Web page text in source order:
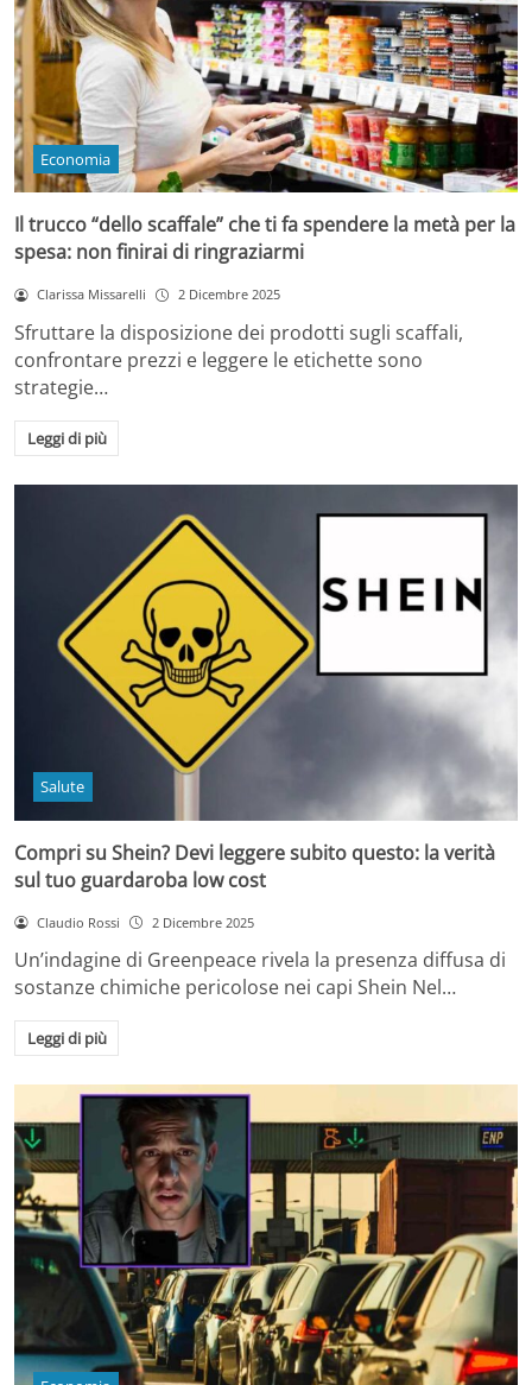
Economia
Il trucco “dello scaffale” che ti fa spendere la metà per la
spesa: non finirai di ringraziarmi
Clarissa Missarelli 2 Dicembre 2025
Sfruttare la disposizione dei prodotti sugli scaffali,
confrontare prezzi e leggere le etichette sono
strategie…
Leggi di più
Salute
Compri su Shein? Devi leggere subito questo: la verità
sul tuo guardaroba low cost
Claudio Rossi 2 Dicembre 2025
Un’indagine di Greenpeace rivela la presenza diffusa di
sostanze chimiche pericolose nei capi Shein Nel…
Leggi di più